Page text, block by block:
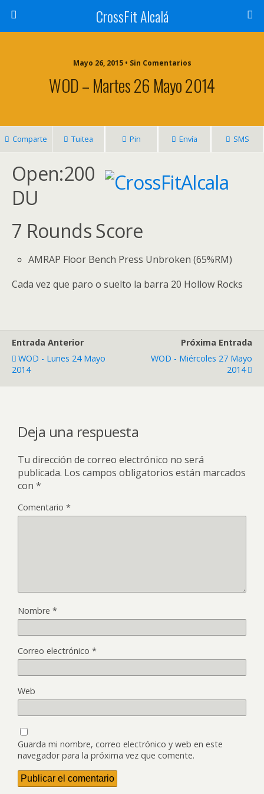
CrossFit Alcalá
Mayo 26, 2015 • Sin Comentarios
WOD – Martes 26 Mayo 2014
Comparte Tuitea Pin Envía SMS
Open:200
DU
7 Rounds Score
AMRAP Floor Bench Press Unbroken (65%RM)
Cada vez que paro o suelto la barra 20 Hollow Rocks
Entrada Anterior
WOD - Lunes 24 Mayo
2014
Próxima Entrada
WOD - Miércoles 27 Mayo
2014
Deja una respuesta
Tu dirección de correo electrónico no será
publicada. Los campos obligatorios están marcados
con *
Comentario *
Nombre *
Correo electrónico *
Web
Guarda mi nombre, correo electrónico y web en este
navegador para la próxima vez que comente.